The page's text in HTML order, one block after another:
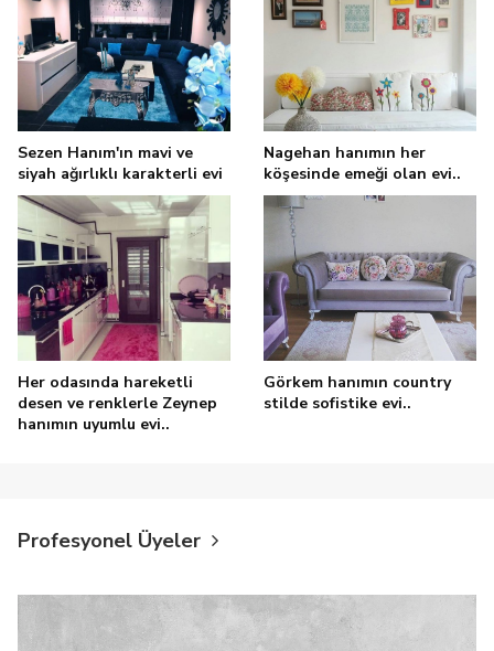
Sezen Hanım'ın mavi ve
siyah ağırlıklı karakterli evi
Nagehan hanımın her
köşesinde emeği olan evi..
Her odasında hareketli
desen ve renklerle Zeynep
hanımın uyumlu evi..
Görkem hanımın country
stilde sofistike evi..
Profesyonel Üyeler